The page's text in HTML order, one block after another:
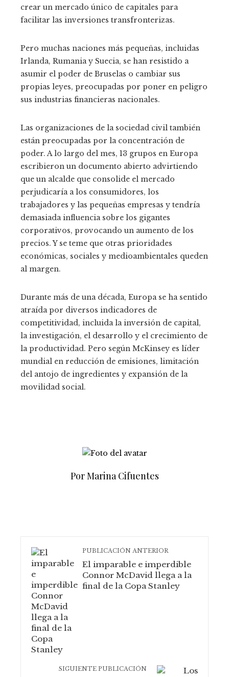
crear un mercado único de capitales para
facilitar las inversiones transfronterizas.
Pero muchas naciones más pequeñas, incluidas
Irlanda, Rumania y Suecia, se han resistido a
asumir el poder de Bruselas o cambiar sus
propias leyes, preocupadas por poner en peligro
sus industrias financieras nacionales.
Las organizaciones de la sociedad civil también
están preocupadas por la concentración de
poder. A lo largo del mes, 13 grupos en Europa
escribieron un documento abierto advirtiendo
que un alcalde que consolide el mercado
perjudicaría a los consumidores, los
trabajadores y las pequeñas empresas y tendría
demasiada influencia sobre los gigantes
corporativos, provocando un aumento de los
precios. Y se teme que otras prioridades
económicas, sociales y medioambientales queden
al margen.
Durante más de una década, Europa se ha sentido
atraída por diversos indicadores de
competitividad, incluida la inversión de capital,
la investigación, el desarrollo y el crecimiento de
la productividad. Pero según McKinsey es líder
mundial en reducción de emisiones, limitación
del antojo de ingredientes y expansión de la
movilidad social.
Por Marina Cifuentes
PUBLICACIÓN ANTERIOR
El imparable e imperdible
Connor McDavid llega a la
final de la Copa Stanley
SIGUIENTE PUBLICACIÓN